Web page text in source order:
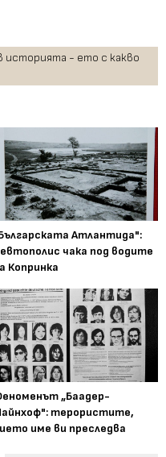
историята - ето с какво
Атлантида":
чака под водите
Копринка
„Баадер-
терористите,
име ви преследва